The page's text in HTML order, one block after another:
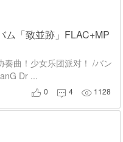
ム「致並跡」FLAC+MP
曲！少女乐团派对！ /バン
Dr ...
 0  4  1128